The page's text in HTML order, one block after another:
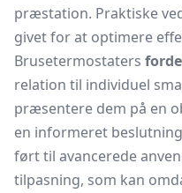
præstation. Praktiske
givet for at optimere
Brusetermostaters
relation til individuel
præsentere dem på en
en informeret
ført til avancerede
tilpasning, som kan